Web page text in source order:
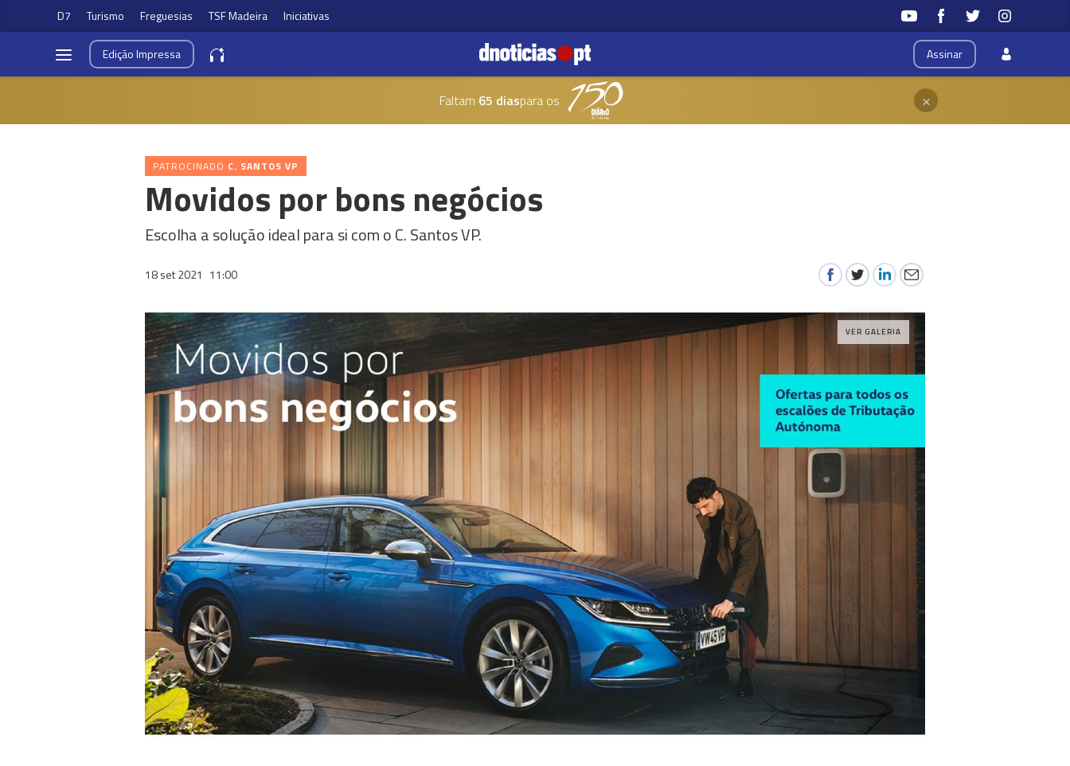
D7 Turismo Freguesias TSF Madeira Iniciativas
Assinar
EdiçãoImpressa
Faltam 65 diaspara os ×
PATROCINADO C. SANTOS VP
Movidos por bons negócios
Escolha a solução ideal para si com o C. Santos VP.
18 set 2021 11:00
VER GALERIA